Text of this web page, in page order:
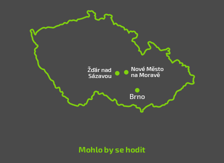
Mohlo by se hodit